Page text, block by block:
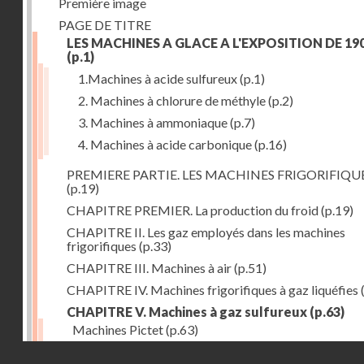
PAGE DE TITRE
LES MACHINES A GLACE A L'EXPOSITION DE
(p.1)
1.Machines à acide sulfureux(p.1)
2. Machines à chlorure de méthyle(p.2)
3. Machines à ammoniaque(p.7)
4. Machines à acide carbonique(p.16)
PREMIERE PARTIE. LES MACHINES
(p.19)
CHAPITRE PREMIER. La production du froid(p.19)
CHAPITRE II. Les gaz employés dans les machines
frigorifiques (p.33)
CHAPITRE III. Machines à air(p.51)
CHAPITRE IV. Machines frigorifiques à gaz liquéfies
CHAPITRE V. Machines à gaz sulfureux (p.63)
Machines Pictet(p.63)